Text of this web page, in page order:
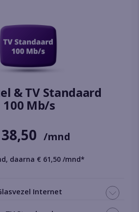
& TV Standaard
100 Mb/s
/mnd
daarna € 61,50 /mnd*
Internet